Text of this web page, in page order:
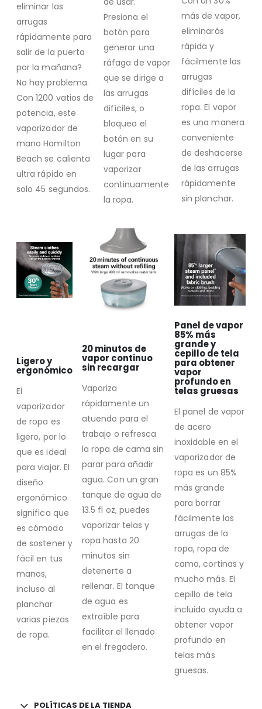
eliminar las
arrugas
rápidamente para
salir de la puerta
por la mañana?
No hay problema.
Con 1200 vatios de
potencia, este
vaporizador de
mano Hamilton
Beach se calienta
ultra rápido en
solo 45 segundos.
Presiona el
botón para
generar una
ráfaga de vapor
que se dirige a
las arrugas
difíciles, o
bloquea el
botón en su
lugar para
vaporizar
continuamente
la ropa.
más de vapor,
eliminarás
rápida y
fácilmente las
arrugas
difíciles de la
ropa. El vapor
es una manera
conveniente
de deshacerse
de las arrugas
rápidamente
sin planchar.
Ligero y
ergonómico
El
vaporizador
de ropa es
ligero, por lo
que es ideal
para viajar. El
diseño
ergonómico
significa que
es cómodo
de sostener y
fácil en tus
manos,
incluso al
planchar
varias piezas
de ropa.
20 minutos de
vapor continuo
sin recargar
Vaporiza
rápidamente un
atuendo para el
trabajo o refresca
la ropa de cama sin
parar para añadir
agua. Con un gran
tanque de agua de
13.5 fl oz, puedes
vaporizar telas y
ropa hasta 20
minutos sin
detenerte a
rellenar. El tanque
de agua es
extraíble para
facilitar el llenado
en el fregadero.
Panel de vapor
85% más
grande y
cepillo de tela
para obtener
vapor
profundo en
telas gruesas
El panel de vapor
de acero
inoxidable en el
vaporizador de
ropa es un 85%
más grande
para borrar
fácilmente las
arrugas de la
ropa, ropa de
cama, cortinas y
mucho más. El
cepillo de tela
incluido ayuda a
obtener vapor
profundo en
telas más
gruesas.
POLÍTICAS DE LA TIENDA